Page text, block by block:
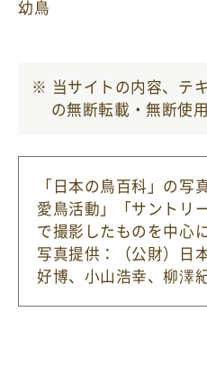
幼鳥
当サイトの内容、テ
の無断転載・無断使
「日本の鳥百科」の写
愛鳥活動」「サントリ
で撮影したものを中心
写真提供：（公財）日
好博、小山浩幸、柳澤